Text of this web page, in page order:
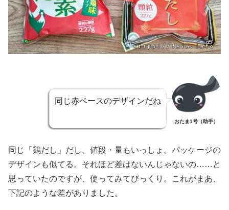
同じ赤ベースのデザインだね
おたま1号（助手）
同じ「鶏だし」だし、値段・量もいっしょ。パッケージの
デザインも似てる。それほど差はないんじゃないの……と
思っていたのですが、使ってみてびっくり。これがまあ、
下記のような差がありました。